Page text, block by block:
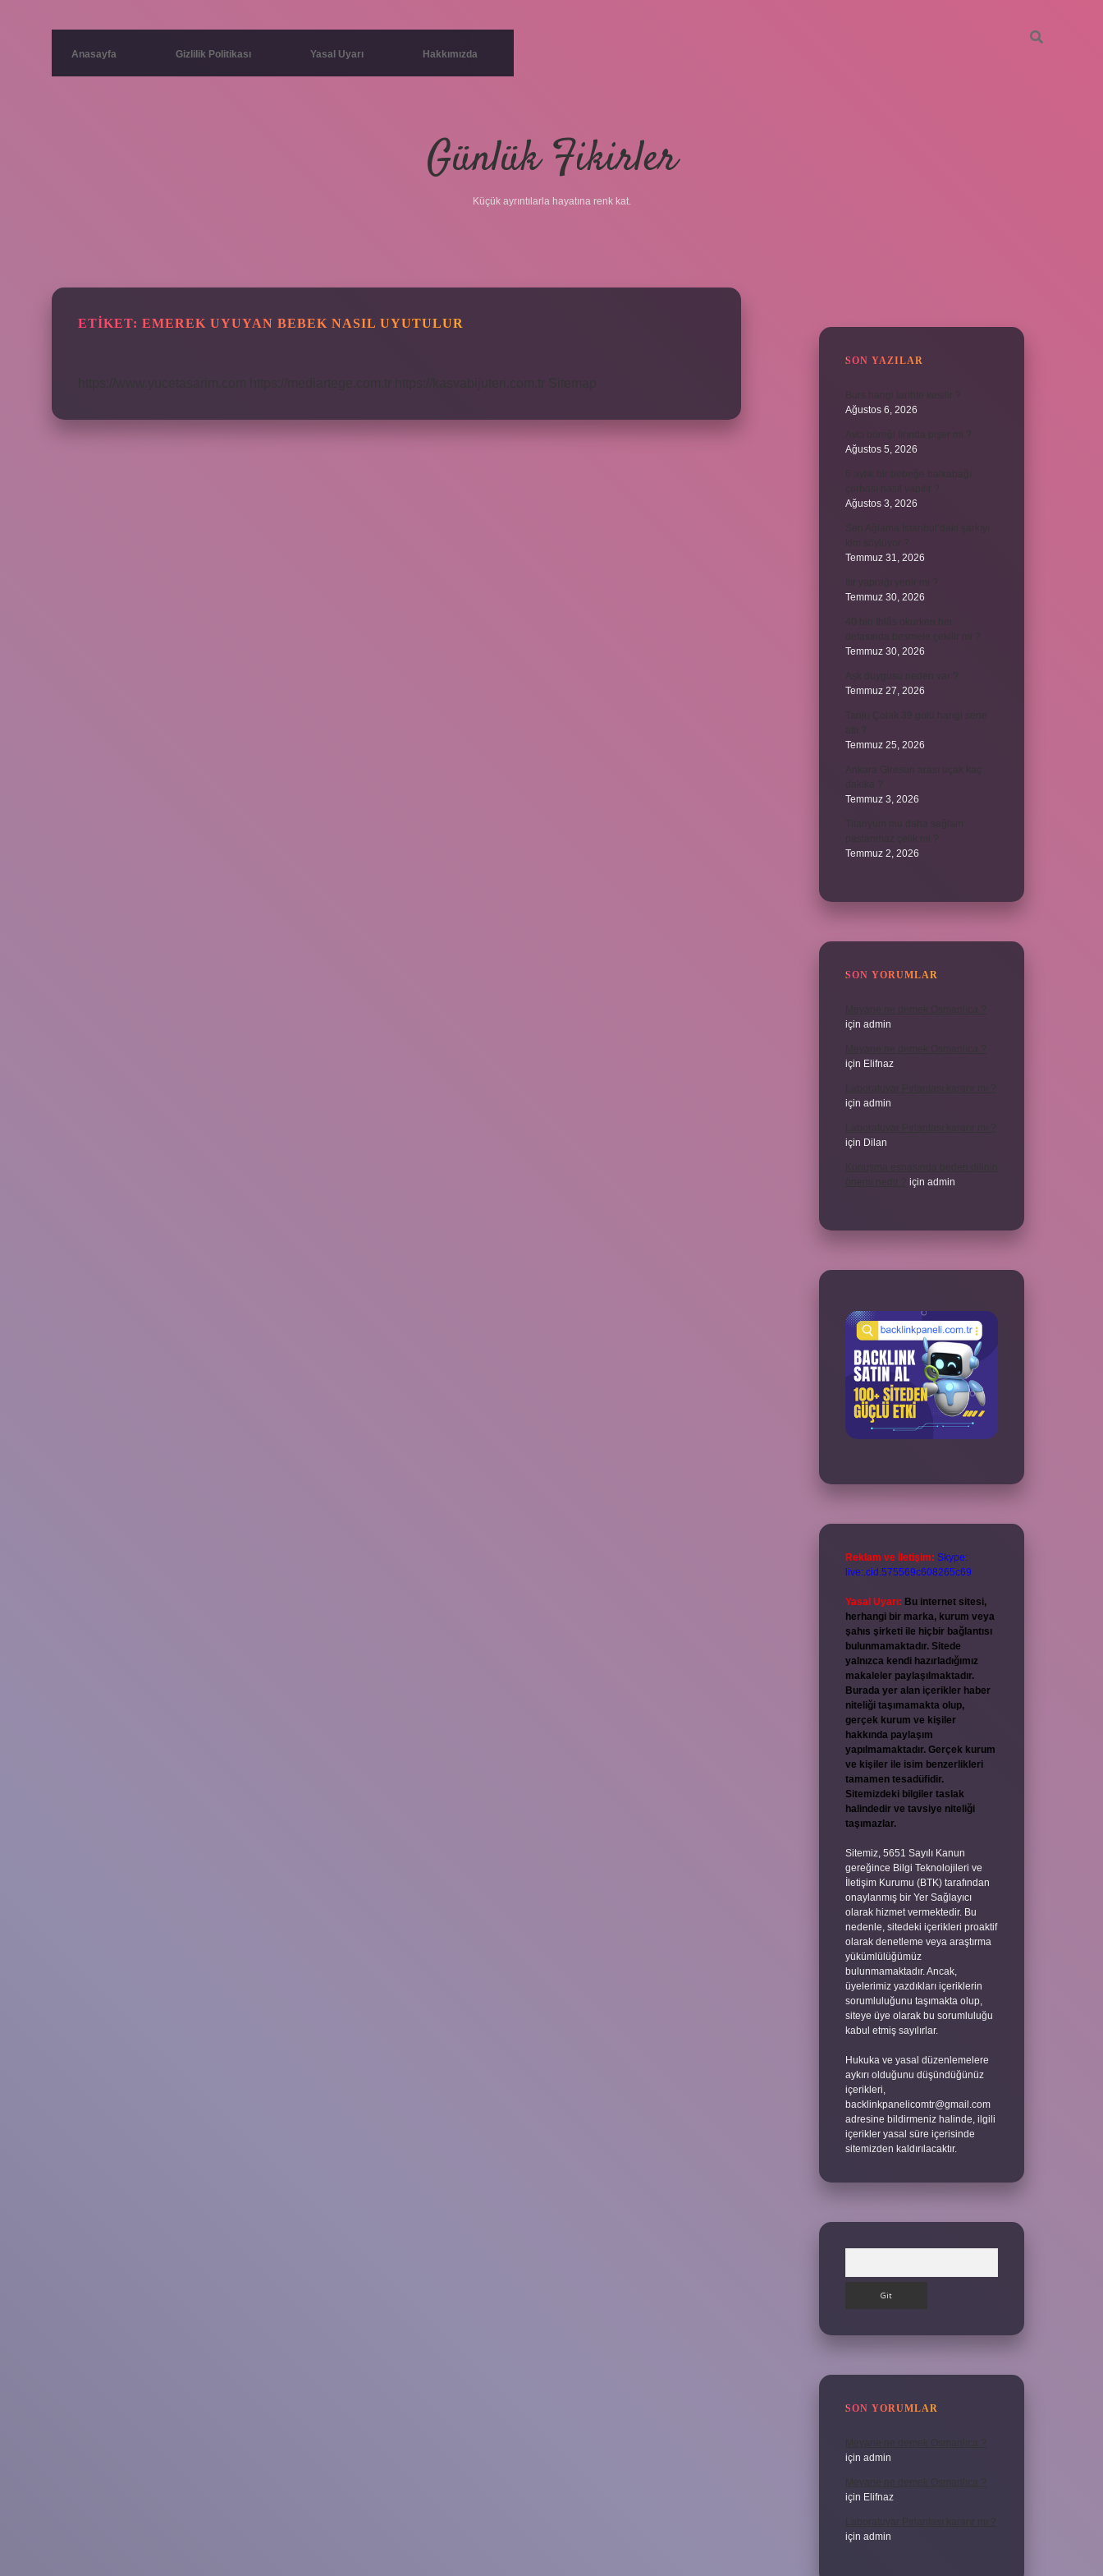
Anasayfa Gizlilik Politikası Yasal Uyarı Hakkımızda
Günlük Fikirler
Küçük ayrıntılarla hayatına renk kat.
ETIKET: EMEREK UYUYAN BEBEK NASIL UYUTULUR
SON YAZILAR
Ağustos 6, 2026
Ağustos 5, 2026
Ağustos 3, 2026
Temmuz 31, 2026
Temmuz 30, 2026
Temmuz 30, 2026
Temmuz 27, 2026
Temmuz 25, 2026
Temmuz 3, 2026
Temmuz 2, 2026
SON YORUMLAR
için admin
için Elifnaz
için admin
için Dilan
için admin
Reklam ve İletişim: Skype:
live:.cid.575569c608265c69
Yasal Uyarı: Bu internet sitesi,
herhangi bir marka, kurum veya
şahıs şirketi ile hiçbir bağlantısı
bulunmamaktadır. Sitede
yalnızca kendi hazırladığımız
makaleler paylaşılmaktadır.
Burada yer alan içerikler haber
niteliği taşımamakta olup,
gerçek kurum ve kişiler
hakkında paylaşım
yapılmamaktadır. Gerçek kurum
ve kişiler ile isim benzerlikleri
tamamen tesadüfidir.
Sitemizdeki bilgiler taslak
halindedir ve tavsiye niteliği
taşımazlar.
Sitemiz, 5651 Sayılı Kanun
gereğince Bilgi Teknolojileri ve
İletişim Kurumu (BTK) tarafından
onaylanmış bir Yer Sağlayıcı
olarak hizmet vermektedir. Bu
nedenle, sitedeki içerikleri proaktif
olarak denetleme veya araştırma
yükümlülüğümüz
bulunmamaktadır. Ancak,
üyelerimiz yazdıkları içeriklerin
sorumluluğunu taşımakta olup,
siteye üye olarak bu sorumluluğu
kabul etmiş sayılırlar.
Hukuka ve yasal düzenlemelere
aykırı olduğunu düşündüğünüz
içerikleri,
backlinkpanelicomtr@gmail.com
adresine bildirmeniz halinde, ilgili
içerikler yasal süre içerisinde
sitemizden kaldırılacaktır.
SON YORUMLAR
Meyane ne demek Osmanlıca ?
için admin
Meyane ne demek Osmanlıca ?
için Elifnaz
Laboratuvar Pırlantası kararır mı ?
için admin